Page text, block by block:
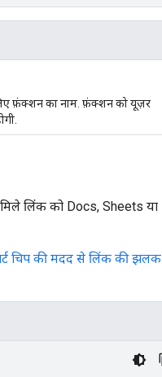
फ़ंक्शन का नाम. फ़ंक्शन को यूज़र
मिले लिंक को Docs, Sheets या
चिप की मदद से लिंक की झलक